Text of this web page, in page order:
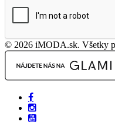
© 2026 iMODA.sk. Všetky